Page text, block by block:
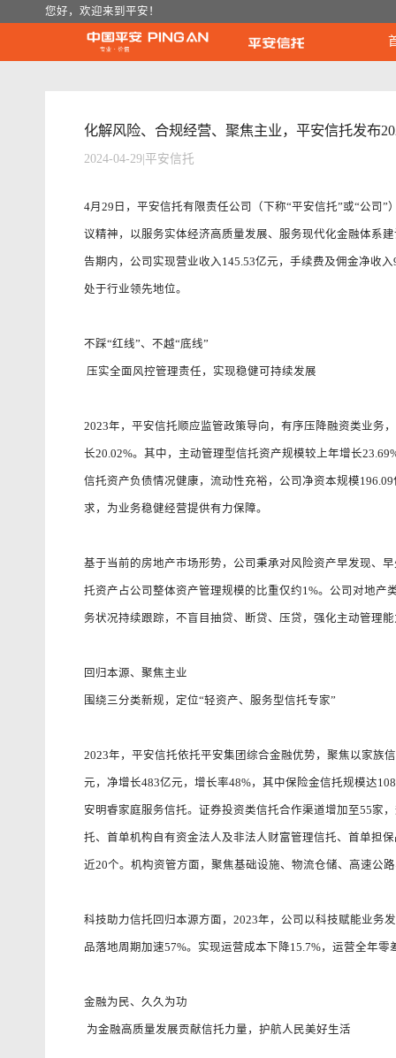
您好，欢迎来到平安！
化解风险、合规经营、聚焦主业，平安信托发布
2024-04-29 平安信托
4月29日，平安信托有限责任公司（下称“平安信托”或“公司
议精神，以服务实体经济高质量发展、服务现代化金融体系
告期内，公司实现营业收入145.53亿元，手续费及佣金净收
处于行业领先地位。
不踩“红线”、不越“底线”
压实全面风控管理责任，实现稳健可持续发展
2023年，平安信托顺应监管政策导向，有序压降融资类业务
长20.02%。其中，主动管理型信托资产规模较上年增长
信托资产负债情况健康，流动性充裕，公司净资本规模
求，为业务稳健经营提供有力保障。
基于当前的房地产市场形势，公司秉承对风险资产早发现、
托资产占公司整体资产管理规模的比重仅约1%。公司对地
务状况持续跟踪，不盲目抽贷、断贷、压贷，强化主动管理
回归本源、聚焦主业
围绕三分类新规，定位“轻资产、服务型信托专家”
2023年，平安信托依托平安集团综合金融优势，聚焦以家族
元，净增长483亿元，增长率48%，其中保险金信托规模达
安明睿家庭服务信托。证券投资类信托合作渠道增加至55家
托、首单机构自有资金法人及非法人财富管理信托、首单担
近20个。机构资管方面，聚焦基础设施、物流仓储、高速公
科技助力信托回归本源方面，2023年，公司以科技赋能业务
品落地周期加速57%。实现运营成本下降15.7%，运营全年
金融为民、久久为功
为金融高质量发展贡献信托力量，护航人民美好生活